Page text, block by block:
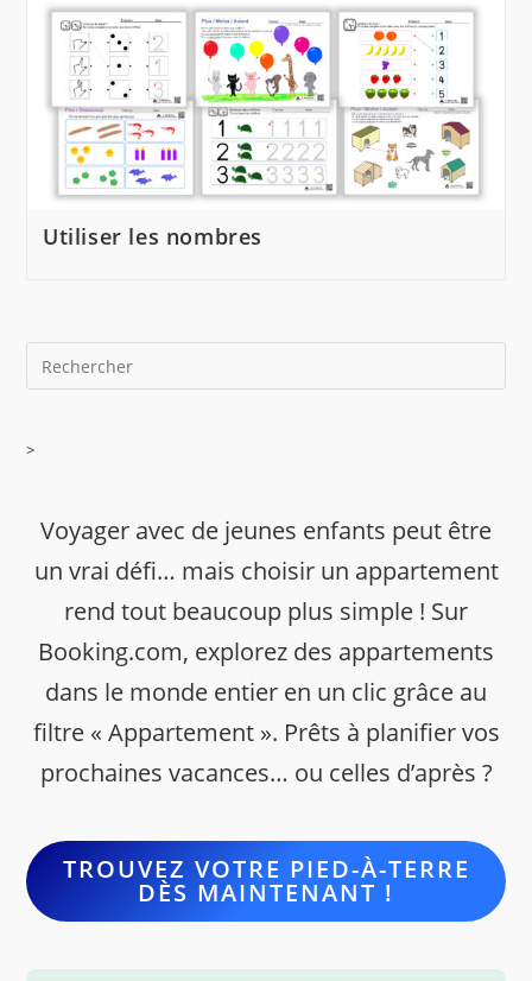
Utiliser les nombres
>
Voyager avec de jeunes enfants peut être
un vrai défi… mais choisir un appartement
rend tout beaucoup plus simple ! Sur
Booking.com, explorez des appartements
dans le monde entier en un clic grâce au
filtre « Appartement ». Prêts à planifier vos
prochaines vacances… ou celles d’après ?
TROUVEZ VOTRE PIED-À-TERRE
DÈS MAINTENANT !